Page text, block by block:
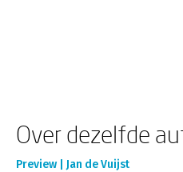
Over dezelfde
Preview | Jan de Vuijst